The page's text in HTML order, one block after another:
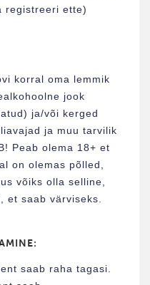
registreeri ette)
korral oma lemmik
jook
ja/või kerged
ja muu tarvilik
Peab olema 18+ et
on olemas põlled,
võiks olla selline,
et saab värviseks.
saab raha tagasi.